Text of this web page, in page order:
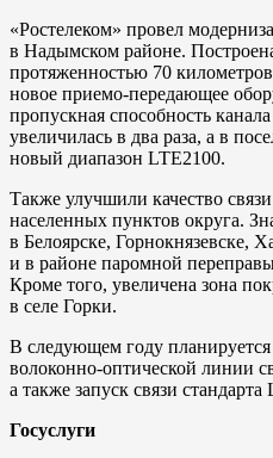
«Ростелеком» провел
в Надымском районе.
протяженностью 70
новое приемо‑передающее
пропускная способность
увеличилась в два раза, а в
новый диапазон LTE2100.
Также улучшили качество
населенных пунктов округа.
в Белоярске,
и в районе паромной
Кроме того, увеличена зона
в селе Горки.
В следующем году планируется
волоконно‑оптической линии
а также запуск связи
Госуслуги